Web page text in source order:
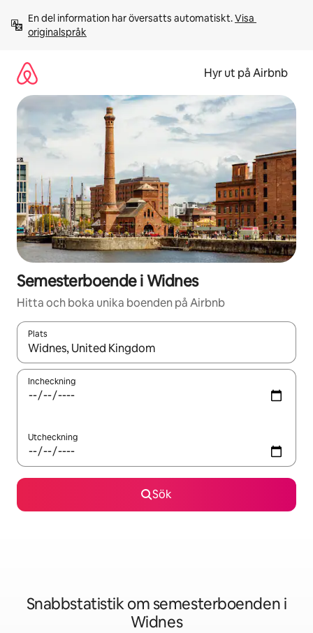
innehåll
En del information har översatts automatiskt. Visa
originalspråk
Hyr ut på Airbnb
Semesterboende i Widnes
Hitta och boka unika boenden på Airbnb
Plats
När resultaten är tillgängliga kan du navigera med upp- och
Incheckning
Utcheckning
Sök
Snabbstatistik om semesterboenden i
Widnes